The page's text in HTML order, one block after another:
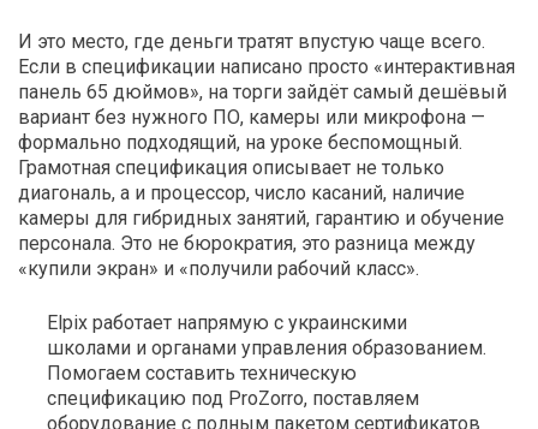
И это место, где деньги тратят впустую чаще всего.
Если в спецификации написано просто «интерактивная
панель 65 дюймов», на торги зайдёт самый дешёвый
вариант без нужного ПО, камеры или микрофона —
формально подходящий, на уроке беспомощный.
Грамотная спецификация описывает не только
диагональ, а и процессор, число касаний, наличие
камеры для гибридных занятий, гарантию и обучение
персонала. Это не бюрократия, это разница между
«купили экран» и «получили рабочий класс».
Elpix работает напрямую с украинскими
школами и органами управления образованием.
Помогаем составить техническую
спецификацию под ProZorro, поставляем
оборудование с полным пакетом сертификатов